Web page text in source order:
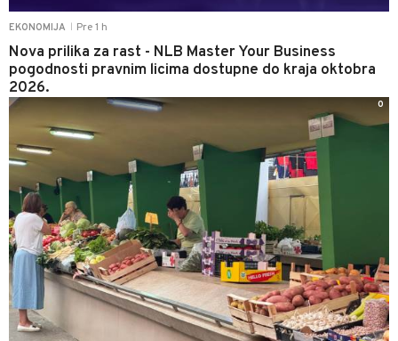
EKONOMIJA Pre 1 h
Nova prilika za rast - NLB Master Your Business
pogodnosti pravnim licima dostupne do kraja oktobra
2026.
0